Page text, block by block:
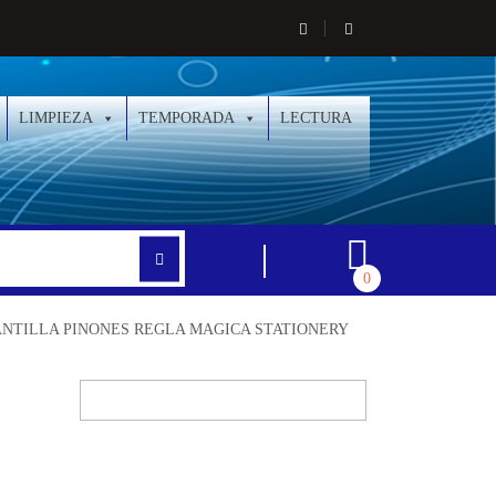
LIMPIEZA TEMPORADA LECTURA
0
PINONES REGLA MAGICA STATIONERY